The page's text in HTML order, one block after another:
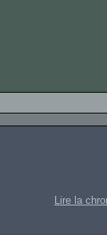
Lire la